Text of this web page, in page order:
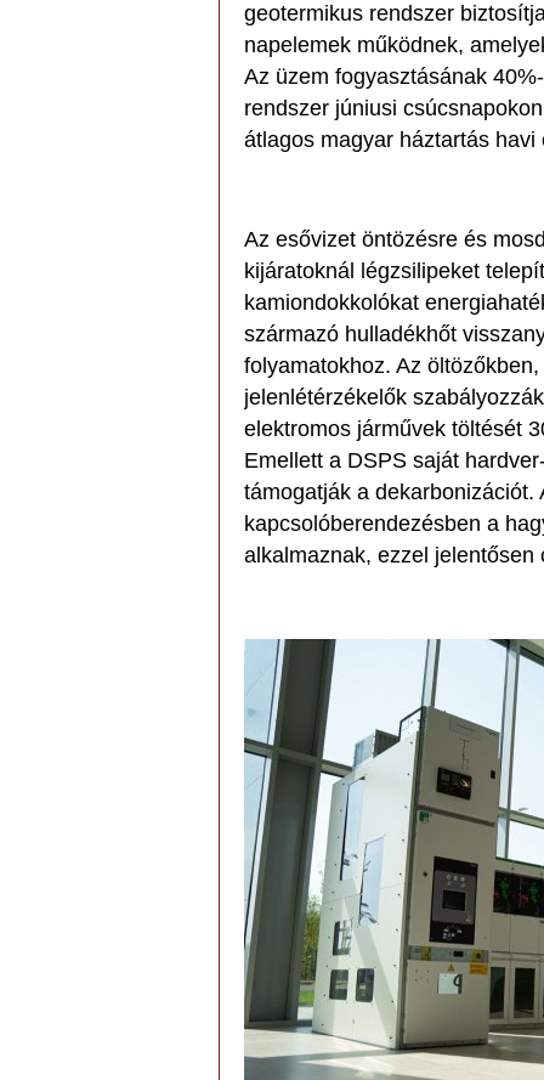
geotermikus rendszer
napelemek működnek,
Az üzem fogyasztásának
rendszer júniusi
átlagos magyar háztartás
Az esővizet öntözésre és
kijáratoknál légzsilipeket
kamiondokkolókat
származó hulladékhőt
folyamatokhoz. Az
jelenlétérzékelők
elektromos járművek töltését
Emellett a DSPS saját
támogatják a
kapcsolóberendezésben a
alkalmaznak, ezzel